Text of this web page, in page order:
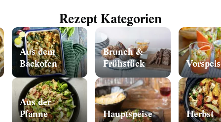
Rezept Kategorien
Aus dem
Backofen
Aus der
Pfanne
Brunch &
Frühstück
Hauptspeise Herbst